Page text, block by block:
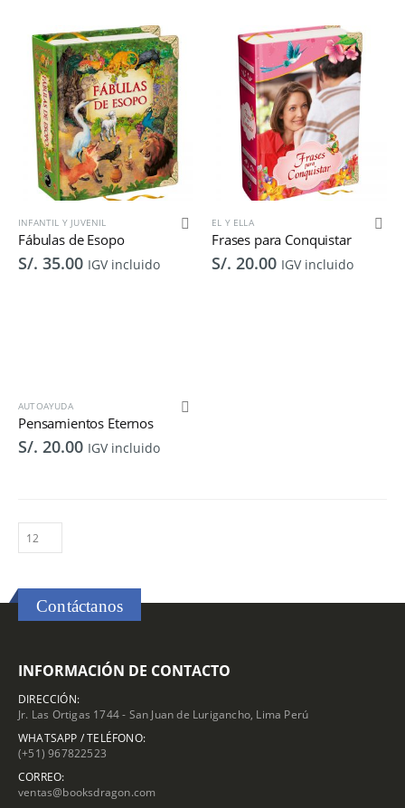
INFANTIL Y JUVENIL
Fábulas de Esopo
S/. 35.00 IGV incluido
EL Y ELLA
Frases para Conquistar
S/. 20.00 IGV incluido
AUTOAYUDA
Pensamientos Eternos
S/. 20.00 IGV incluido
Contáctanos
INFORMACIÓN DE CONTACTO
DIRECCIÓN:
Jr. Las Ortigas 1744 - San Juan de Lurigancho, Lima Perú
WHATSAPP / TELÉFONO:
(+51) 967822523
CORREO:
ventas@booksdragon.com